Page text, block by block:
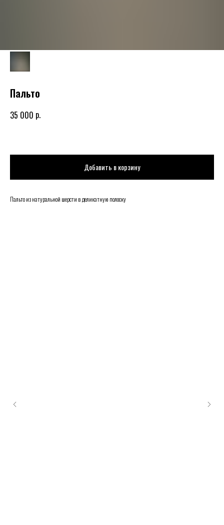
Пальто
35 000 р.
Добавить в корзину
Пальто из натуральной шерсти в деликатную полоску